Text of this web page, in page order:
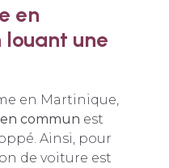
en
louant une
en Martinique,
commun est
Ainsi, pour
de voiture est